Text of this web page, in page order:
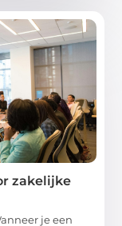
zakelijke
je een